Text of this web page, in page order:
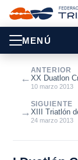
MENÚ
←
ANTERIOR
XX Duatlon
Aragón 2013.
10 marzo 2013
SIGUIENTE
XIII Triatlón
Aragón y
24 marzo 2013
→